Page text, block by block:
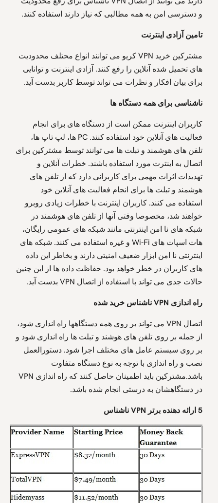
و دسترسی امن به همه مطالبی که نیاز دارند استفاده کنند.
تامین آزادی اینترنت
مشترکین خرید VPN کریو می توانند انواع محتلف محدودیت
های تحمیل شده آنلاین را رفع کنند. آزادی اینترنت و توانایی
برای بیان افکار و نظرات می تواند توسط کاربر بدست آید.
ناشناسی برای همه دستگاه ها
کاربران اینترنت ممکن است از دستگاه های برای انجام
فعالیت های آنلاین خود استفاده کنند. PC ها، لپ تاپ ها،
تلفن های هوشمند و تبلت ها می توانند توسط مشترکین برای
اتصال به اینترت مورد استفاده باشند. خطرات آنلاین و
تهدیدات اثرات مهمی برای کاربرانی دارد که از تلفن های
هوشمند و تبلت ها برای انجام فعالیت های آنلاین خود
استفاده می کنند. کاربران اینترنت با خطرات زیادی روبرو
خواهند شد، مخصوصا وقتی آنها از تلفن های هوشمند در
شبکه های نا امن اینترنتی مانند شبکه های عمومی رایگان،
هات اسپات های Wi-Fi و غیره استفاده می کنند. شبکه های
اینترنتی نا امن ابزار ضعیف امنیتی دارند و بخاطر این داده
های کاربران در خطر خواهد بود. حفاظت داده ها از این چنین
حالات جدی می تواند با استفاده از اتصال VPN بدست آید.
راه اندازی VPNناشناس خرید شده
اتصال VPN می تواند بر روی همه دستگاهها راه اندازی شود،
از جمله بر روی تلفن های هوشند و تبلت ها راه اندازی شود و
بر روی سیستم عامل های مختلف اجرا شود. دستورالعمل
نصب و راه اندازی با توجه به نوع دستگاه متفاوت
باشد.مشترکین باید اطمینان حاصل کنند که راه اندازی VPN
در دستگاهشان به درستی انجام شده باشد.
5ارائه دهنده برتر VPNناشناس